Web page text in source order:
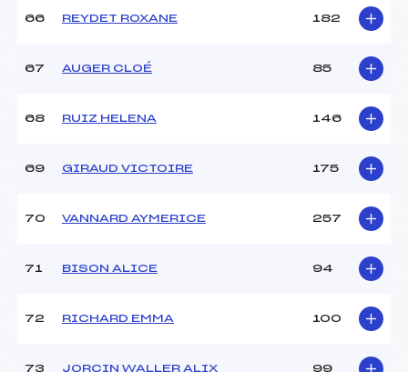
66 REYDET ROXANE 182
67 AUGER CLOÉ 85
68 RUIZ HELENA 146
69 GIRAUD VICTOIRE 175
70 VANNARD AYMERICE 257
71 BISON ALICE 94
72 RICHARD EMMA 100
73 JORCIN WALLER ALIX 99